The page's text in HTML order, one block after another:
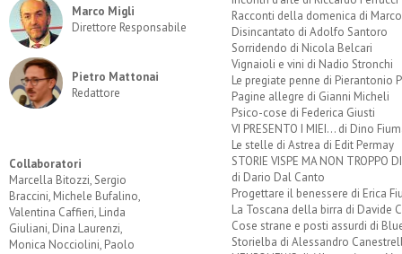
Marco Migli
Direttore Responsabile
Pietro Mattonai
Redattore
Collaboratori
Marcella Bitozzi, Sergio
Braccini, Michele Bufalino,
Valentina Caffieri, Linda
Giuliani, Dina Laurenzi,
Monica Nocciolini, Paolo
Racconti della domenica di
Disincantato di Adolfo Santoro
Sorridendo di Nicola Belcari
Vignaioli e vini di Nadio Stronchi
Le pregiate penne di Pierantonio
Pagine allegre di Gianni Micheli
Psico-cose di Federica Giusti
VI PRESENTO I MIEI... di Dino
Le stelle di Astrea di Edit Permay
STORIE VISPE MA NON TROPPO
di Dario Dal Canto
Progettare il benessere di Erica
La Toscana della birra di Davide
Cose strane e posti assurdi di
Storielba di Alessandro